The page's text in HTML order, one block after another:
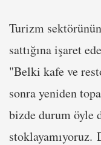
Turizm
sattığına işaret
"Belki kafe ve
sonra yeniden
bizde durum öyle
stoklayamıyoruz.